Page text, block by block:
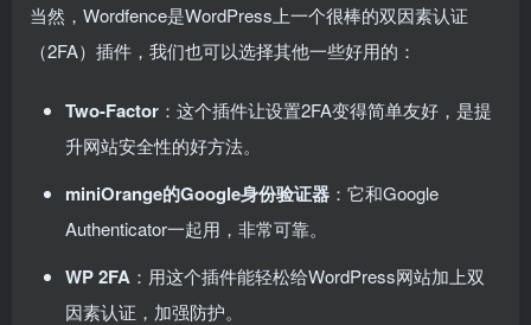
当然，Wordfence是WordPress上一个很棒的双因素认证
（2FA）插件，我们也可以选择其他一些好用的：
Two-Factor ：这个插件让设置2FA变得简单友好，是提
升网站安全性的好方法。
miniOrange的Google身份验证器 ：它和Google
Authenticator一起用，非常可靠。
WP 2FA ：用这个插件能轻松给WordPress网站加上双
因素认证，加强防护。